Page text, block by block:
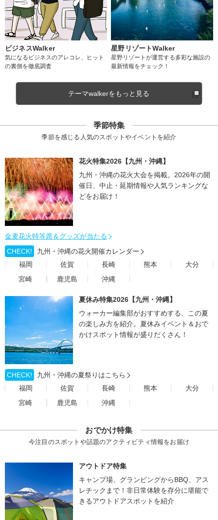
ビジネスWalker
気になるビジネスのアレコレ、ヒット
の裏側を徹底調査
星野リゾートWalker
星野リゾートが運営する多彩な施設の
最新情報をチェック！
テーマwalkerをもっと見る
季節特集
季節を感じる人気のスポットやイベントを紹介
花火特集2026【九州・沖縄】
九州・沖縄の花火大会を掲載。2026年の開
催日、中止・延期情報や人気ランキングな
どをお届け！
金麦花火特等席＆グッズが当たる
CHECK!
九州・沖縄の花火開催カレンダー
福岡
佐賀 長崎 熊本
大分
宮崎
鹿児島 沖縄
夏休み特集2026【九州・沖縄】
ウォーカー編集部がおすすめする、この夏
の楽しみ方を紹介。夏休みイベント＆おで
かけスポット情報が盛りだくさん！
CHECK!
九州・沖縄の夏祭りはこちら
福岡
佐賀 長崎 熊本
大分
宮崎
鹿児島 沖縄
おでかけ特集
今注目のスポットや話題のアクティビティ情報をお届け
アウトドア特集
キャンプ場、グランピングからBBQ、アス
レチックまで！非日常体験を存分に堪能で
きるアウトドアスポットを紹介